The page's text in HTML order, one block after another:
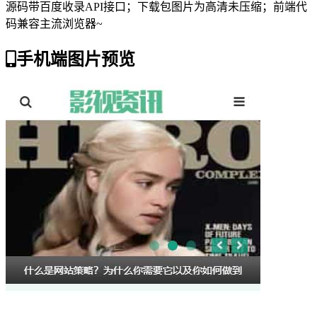
源码带百度收录API接口；下载包图片为高清未压缩；前端代
码兼容主流浏览器~
手机端图片预览